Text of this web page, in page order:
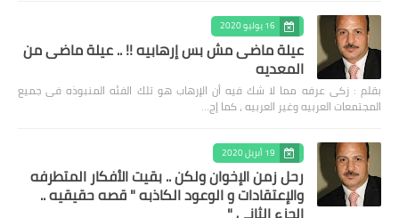
16 يوليو 2020
عيلة ماضى مش بس إرهابيه !! .. عيلة ماضى من
المعديه
بقلم : زكى عرفه مما لا شك فيه أن الإرهاب هو تلك الفئه المنبوذه فى جميع
المجتمعات العربيه وغير العربيه ، كما إج…
19 أبريل 2020
رحل زمن الإخوان ولكن .. بقيت الأفكار المتطرفه
والإعتقادات و الوعود الكاذبه " قصه حقيقيه ..